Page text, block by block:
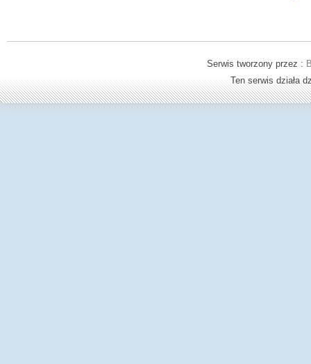
Serwis tworzony przez :
Ten serwis działa